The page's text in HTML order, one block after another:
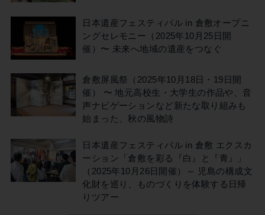
日本遺産フェスティバル in 倉敷オープニ
ングセレモニー（2025年10月25日開
催）〜 未来へ地域の遺産をつなぐ
倉敷屏風祭（2025年10月18日・19日開
催） 〜 地元高校生・大学生の作品や、音
声ナビゲーションなど新たな取り組みも
始まった、秋の風物詩
日本遺産フェスティバル in 倉敷 エクスカ
ーション「倉敷を彩る『白』と『青』」
（2025年10月26日開催）～ 児島の構成文
化財を巡り、ものづくりを体験する日帰
りツアー